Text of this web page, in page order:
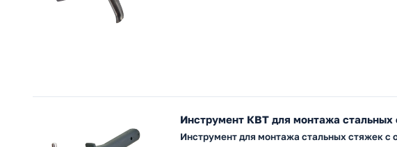
Инструмент КВТ для монтажа
Инструмент для монтажа стальных стяжек